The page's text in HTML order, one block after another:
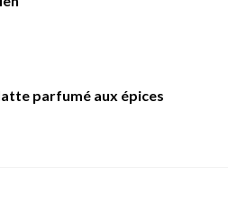
parfumé aux épices